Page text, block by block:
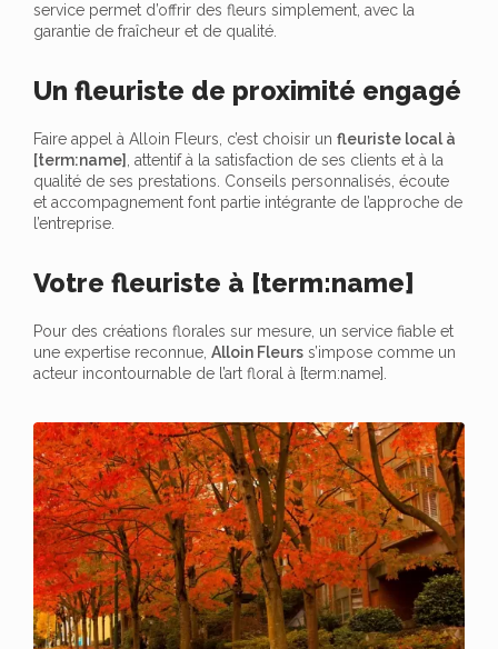
service permet d’offrir des fleurs simplement, avec la
garantie de fraîcheur et de qualité.
Un fleuriste de proximité engagé
Faire appel à Alloin Fleurs, c’est choisir un fleuriste local à
[term:name]
, attentif à la satisfaction de ses clients et à la
qualité de ses prestations. Conseils personnalisés, écoute
et accompagnement font partie intégrante de l’approche de
l’entreprise.
Votre fleuriste à [term:name]
Pour des créations florales sur mesure, un service fiable et
une expertise reconnue, Alloin Fleurs s’impose comme un
acteur incontournable de l’art floral à [term:name].